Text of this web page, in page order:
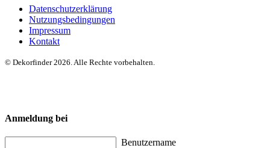
Datenschutzerklärung
Nutzungsbedingungen
Impressum
Kontakt
© Dekorfinder 2026. Alle Rechte vorbehalten.
Anmeldung bei
Benutzername